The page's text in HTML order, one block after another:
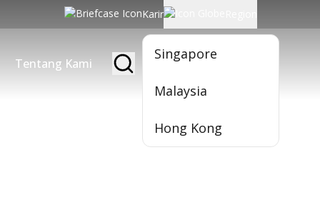
Karir
Singapore
Malaysia
Hong Kong
Tentang Kami Jadi Nasabah